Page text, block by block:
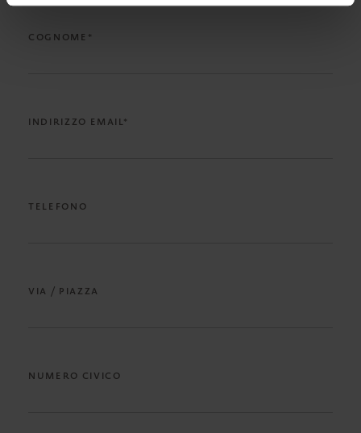
COGNOME*
INDIRIZZO EMAIL*
TELEFONO
VIA / PIAZZA
NUMERO CIVICO